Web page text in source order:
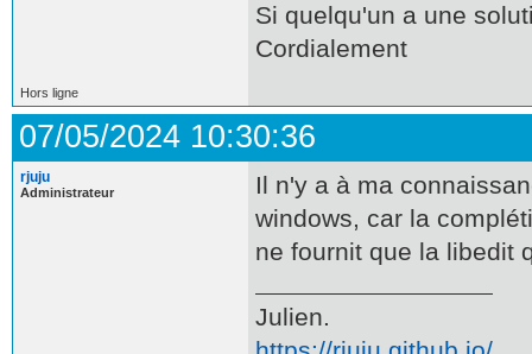
Si quelqu'un a une
Cordialement
Hors ligne
07/05/2024 10:30:36
rjuju
Administrateur
Il n'y a à ma
windows, car la
ne fournit que la libedit
Julien.